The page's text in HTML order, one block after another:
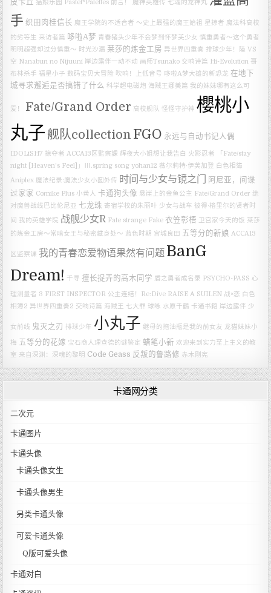
皮卡丘 猫娘乐园 Pastel*Palettes 前言！ 魔神英雄传 七魂的龙神丸
手 织田肉桂信长 魔王学院的不适合者 ～史上最强的魔王始祖 星掠者 魔法科高校
的劣等生 来访者篇 哆啦A梦 青春猪头少年不会梦到怀梦美少女 慎重勇者～这个勇者
明明超强却过分慎重～ 时光沙漏 莱莎的炼金工房 异世界四重奏 排球少年！陸 VS
空 Nanabun no Nijuuni 岸边露伴一动不动 画师Tsunako 交响诗篇 Hi-Evolution 哥
布林杀手 福星小子 数码宝贝大冒险 吹响！上低音号 哆啦A梦大雄的新恐龙 在地下
城寻求邂逅是否搞错了什么 科学超电磁炮 海贼王娜美篇 我的妹妹哪有这么可
爱！ Fate/Grand Order 高校舰队 怪怪守护神 櫻桃小
丸子 舰队collection FGO 永远与自动书记人偶
IDOLiSH7 掠夺者 ACCA13区監察課 辉夜大小姐想让我告白 火影忍者
「Fate/stay
night [Heaven's Feel]」Ⅲ.spring song yohan12 薇尔莉特·伊芙加登 白色相簿
Aniplex 魔法纪录:魔法少女小圆外传 时间与少女与镜之门 阿尼亚，间谍
过家家 Comike Plus 小黄人 卡通狗头像 悬崖上的金鱼公主 Fate/Grand Order 绝
对魔兽战线巴比伦尼亚 七龙珠 寄宿学校的朱丽叶 少女与战车 彼得·格里尔的贤者时
间 我的英雄学院 战舰少女R Fate strange Fake 衣笠彰梧 卫宫家今天的饭 莱莎
的炼金工房～常暗女王与秘密藏身处～ 蓝色时期 宫城良田 五等分的新娘 ACCA13
区监察课 我的青春恋爱物语果然有问题 BanG
Dream! 千寻 擅长捉弄的高木同学 盾之勇者成名录 PSYCHO-PASS 心
理测量者 3 FIRST INSPECTOR 公主连结！Re:Dive RAISE A SUILEN 战×恋 白色
相簿2 异世界四重奏2 交响诗篇 海贼王 七大罪 球咏 水原千鶴 卡通书籍 岸边露伴 少
女前线 鬼灭之刃 排球少年 小丸子 继母的拖油瓶是我的前女友 龙猫妹妹小
梅 五等分的花嫁 宝石商人理查德的谜鉴定 蜡笔小新 欢迎来到实力至上主义的教
室 来自深渊：深魂的黎明 Code Geass 反叛的鲁路修 赤木刚宪
卡通网分类
二次元
卡通图片
卡通头像
卡通头像女生
卡通头像男生
另类卡通头像
可爱卡通头像
Q版可爱头像
卡通对白